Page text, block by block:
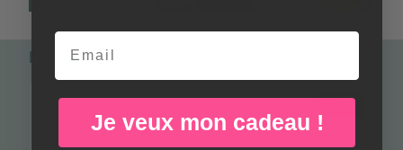
Parfait pour le match
-15%
Email
Je veux mon cadeau !